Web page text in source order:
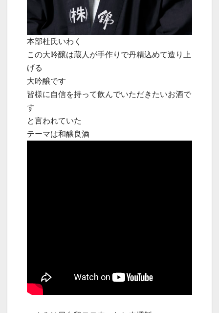
本部杜氏いわく
この大吟醸は蔵人が手作りで丹精込めて造り上
げる
大吟醸です
皆様に自信を持って飲んでいただきたいお酒で
す
と言われていた
テーマは和醸良酒